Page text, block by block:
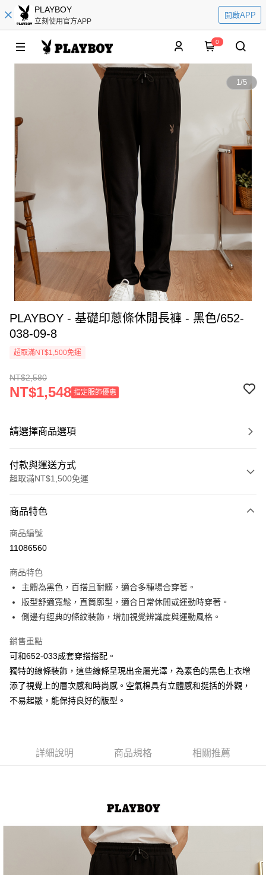
PLAYBOY
立刻使用官方APP
開啟APP
0
1/5
PLAYBOY - 基礎印蔥條休閒長褲 - 黑色/652-
038-09-8
超取滿NT$1,500免運
NT$2,580
NT$1,548 指定服飾優惠
請選擇商品選項
付款與運送方式
超取滿NT$1,500免運
信用卡一次付款
超商取貨付款
Apple Pay
街口支付
大哥付你分期
相關說明
1.本服務由台灣大哥大提供，台灣大哥大用戶可立即使用無須另外申請。
2.付款方式選擇「大哥付你分期」，訂單成立後會自動跳轉到大哥付的交易
消。如遇「轉專審核」未通過狀況，表示未達大哥付你分期系統評分，恕無
2.透過簡訊連結打開帳單後，可選擇「超商條碼／台灣大直營門市／銀行轉
1.本服務係由「台灣大哥大股份有限公司」（以下簡稱本公司）所提供，讓
用戶於交易時，得透過本服務購買商品或服務，並由商店將買賣／分期付款
買賣價金債權讓與本公司後，依約使用本公司帳單繳交帳款。
AFTEE先享後付
相關說明
１．簡單：不需註冊會員、不需綁卡、不需儲值。
２．便利：只要手機號碼，簡訊認證，即可結帳。
結帳頁面，進行簡訊認證並確認金額後，即可完成結帳。
３．收到繳費通知簡訊後14天內，點擊此簡訊中的連結，可透過四大超商／
ATM／網路銀行／等多元方式進行付款，方視為交易完成。
※ 請注意：結帳手續完成當下不需立刻繳費，但若您需要取消訂單，請聯絡
購買商品的店家。未經商家同意取消之訂單仍視為有效，需透過AFTEE先享
運送方式
每筆NT$60，滿NT$1,500(含以上)免運費
商品特色
商品編號
11086560
商品特色
主體為黑色，百搭且耐髒，適合多種場合穿著。
版型舒適寬鬆，直筒廓型，適合日常休閒或運動時穿著。
側邊有經典的條紋裝飾，增加視覺辨識度與運動風格。
銷售重點
可和652-033成套穿搭搭配。
獨特的線條裝飾，這些線條呈現出金屬光澤，為素色的黑色上衣增
添了視覺上的層次感和時尚感。空氣棉具有立體感和挺括的外觀，
不易起皺，能保持良好的版型。
詳細說明 商品規格 相關推薦